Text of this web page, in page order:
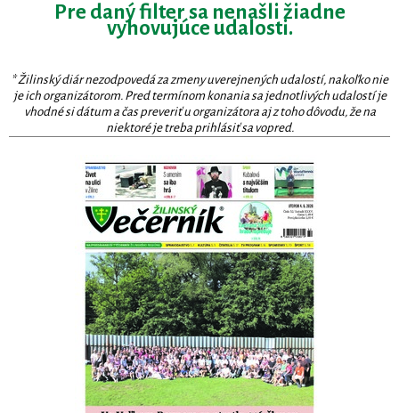
Pre daný filter sa nenašli žiadne
vyhovujúce udalosti.
* Žilinský diár nezodpovedá za zmeny uverejnených udalostí, nakoľko nie
je ich organizátorom. Pred termínom konania sa jednotlivých udalostí je
vhodné si dátum a čas preveriť u organizátora aj z toho dôvodu, že na
niektoré je treba prihlásiť sa vopred.